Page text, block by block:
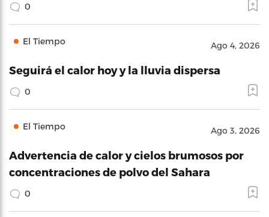
0
El Tiempo Ago 4, 2026
Seguirá el calor hoy y la lluvia dispersa
0
El Tiempo Ago 3, 2026
Advertencia de calor y cielos brumosos por
concentraciones de polvo del Sahara
0